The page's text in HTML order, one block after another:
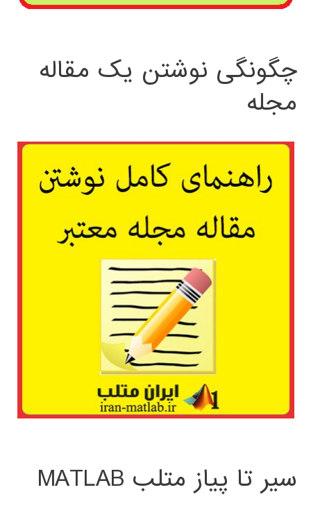
چگونگی نوشتن یک مقاله
مجله
سیر تا پیاز متلب MATLAB